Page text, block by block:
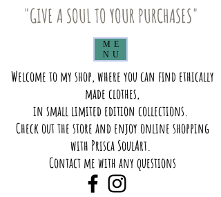
ME
NU
"GIVE A SOUL TO YOUR PURCHASES"
Welcome to my shop, where you can find ethically
made clothes,
in small limited edition collections.
Check out the store and enjoy online shopping
with Prisca SoulArt.
Contact me with any questions